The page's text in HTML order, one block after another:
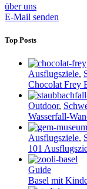
über uns
E-Mail senden
Top Posts
Ausflugsziele,
Chocolat Frey
Outdoor,
Wasserfall-
Ausflugsziele,
101
Guide
Basel mit